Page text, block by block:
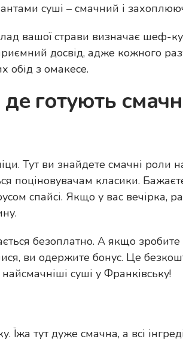
суші – смачний і
вашої страви визначає шеф-
досвід, адже кожного
обід з омакесе.
готують
Тут ви знайдете смачні роли
поціновувачам класики.
спайсі. Якщо у вас вечірка,
безоплатно. А якщо
ви одержите бонус. Це
суші у Франківську!
тут дуже смачна, а всі